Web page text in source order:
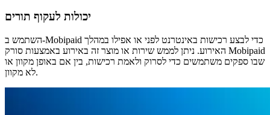
יכולות לעקוף תורים
השתמש ב-Mobipaid כדי לבצע רכישות באינטרנט לפני או אפילו במהלך
האירוע. ניתן לממש שירות או מוצר זה באירוע באמצעות סורק Mobipaid
שבו ספקים משתמשים כדי לסרוק ולאמת רכישות, בין אם באופן מקוון או
לא מקוון.